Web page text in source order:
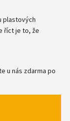
plastových
říct je to, že
u nás zdarma po